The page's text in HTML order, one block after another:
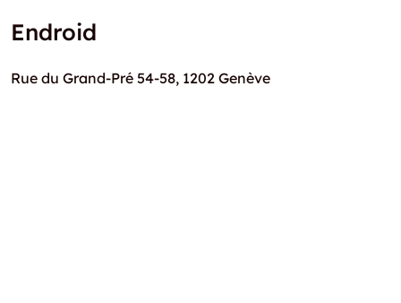
Endroid
Rue du Grand-Pré 54-58, 1202 Genève